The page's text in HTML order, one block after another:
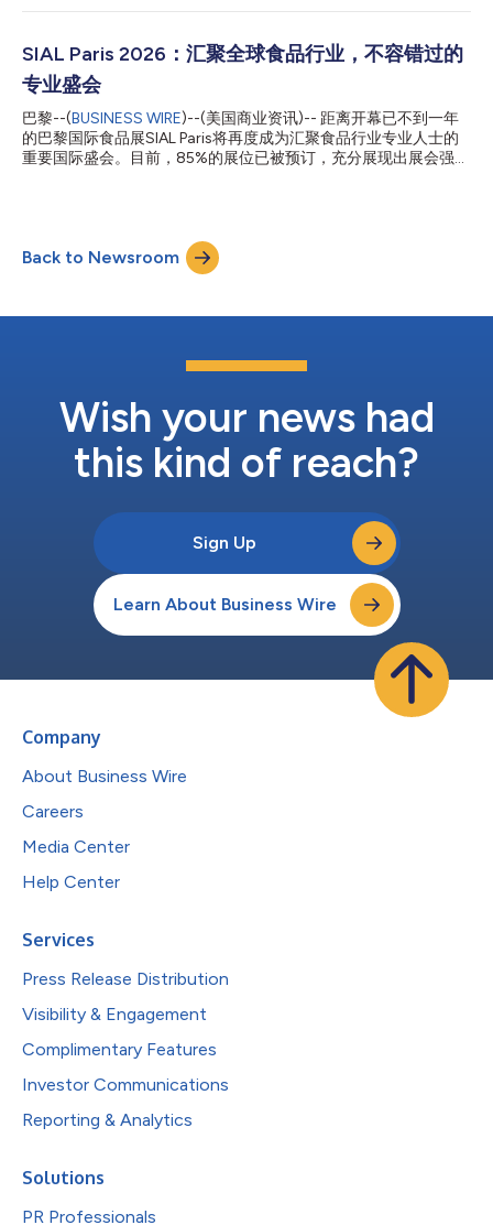
和70多万名行业专业人士。 2026年SIAL Vietnam（越南SIAL展
南亚最具活力和增长最快的食品市场，其发展动力源于强劲的国内
需求、快速的城市化进程以及日益增长的国际贸易流量。本届展会
将与拥有十余年历史的知名展会Food Expo同期举办。 这一战略
举措巩固了SIAL在东南亚市场的定位。东南亚作为回应全球对多元
化及新兴增长市场日益增长需求的关键地区，正发挥着重要作用。
SIAL在全球各地举办的主要活动持续取得成功，进一步推动了这一
扩张。在亚洲，SIAL Shanghai（SIAL上海展会）是该网络的重要
SIAL Paris 2026：汇聚全球食品行业，不容错过的
专业盛会
巴黎--(BUSINESS WIRE)--(美国商业资讯)-- 距离开幕已不到一年
的巴黎国际食品展SIAL Paris将再度成为汇聚食品行业专业人士的
重要国际盛会。目前，85%的展位已被预订，充分展现出展会强劲
政治挑战日益严峻的背景下，SIAL Paris已成为创新驱动行动、商
业发展与转型的核心枢纽。展会汇聚各领域应对当下挑战的创意、
项目与解决方案，持续激发全球食品产业的创新活力。 与往届一
作机遇。SIAL Paris作为全球食品创新的国际展示平台，助力品牌
统建立联系。 2026年展会所聚焦的核心亮点： SIAL Innovation探
索最新产品创新； SIAL Talks会议汇聚食品行业的趋势专家和先驱
SIAL for Cha...
Back to Newsroom
Wish your news had
this kind of reach?
Sign Up
Learn About Business Wire
Company
About Business Wire
Careers
Media Center
Help Center
Services
Press Release Distribution
Visibility & Engagement
Complimentary Features
Investor Communications
Reporting & Analytics
Solutions
PR Professionals